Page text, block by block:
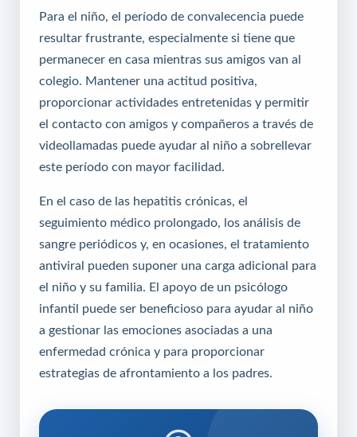
Para el niño, el período de convalecencia puede
resultar frustrante, especialmente si tiene que
permanecer en casa mientras sus amigos van al
colegio. Mantener una actitud positiva,
proporcionar actividades entretenidas y permitir
el contacto con amigos y compañeros a través de
videollamadas puede ayudar al niño a sobrellevar
este período con mayor facilidad.
En el caso de las hepatitis crónicas, el
seguimiento médico prolongado, los análisis de
sangre periódicos y, en ocasiones, el tratamiento
antiviral pueden suponer una carga adicional para
el niño y su familia. El apoyo de un psicólogo
infantil puede ser beneficioso para ayudar al niño
a gestionar las emociones asociadas a una
enfermedad crónica y para proporcionar
estrategias de afrontamiento a los padres.